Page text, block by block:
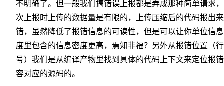
不明确了。但一般我们搞错误上报都是弄成那种简单请求
次上报时上传的数据量是有限的，上传压缩后的代码报出
错，虽然降低了报错信息的可读性，但是可以让你单位信
度里包含的信息密度更高，焉知非福？另外从报错位置（
号）我们是从编译产物里找到具体的代码上下文来定位报
容对应的源码的。